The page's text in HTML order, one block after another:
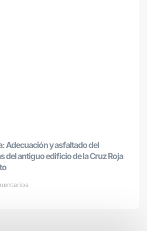
Adecuación y asfaltado del
del antiguo edificio de la Cruz Roja